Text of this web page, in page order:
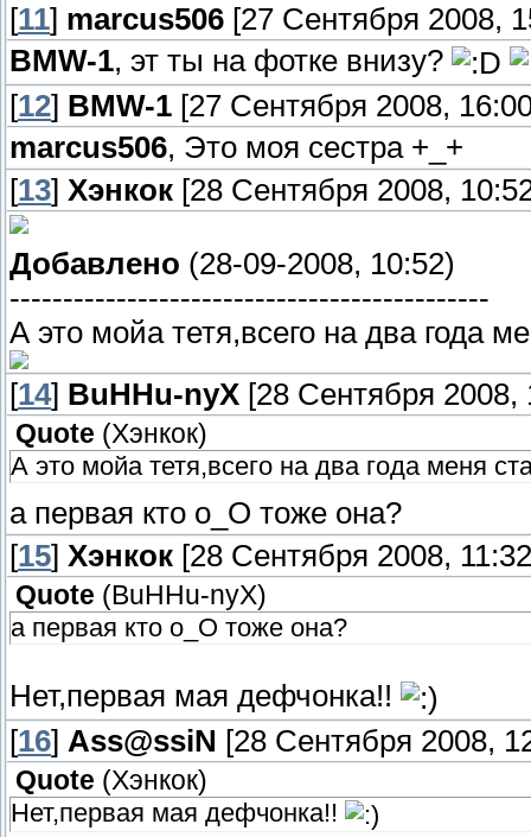
[11] marcus506 [27 Сентября 2008,
BMW-1, эт ты на фотке внизу?
[12] BMW-1 [27 Сентября 2008,
marcus506, Это моя сестра +_+
[13] Хэнкок [28 Сентября 2008,
Добавлено (28-09-2008, 10:52)
---------------------------------------------
А это мойа тетя,всего на два года
[14] BuHHu-nyX [28 Сентября 2008,
Quote (Хэнкок)
А это мойа тетя,всего на два года меня
а первая кто о_О тоже она?
[15] Хэнкок [28 Сентября 2008,
Quote ( BuHHu-nyX)
а первая кто о_О тоже она?
Нет,первая мая дефчонка!!
[16] Ass@ssiN [28 Сентября 2008,
Quote (Хэнкок)
Нет,первая мая дефчонка!!